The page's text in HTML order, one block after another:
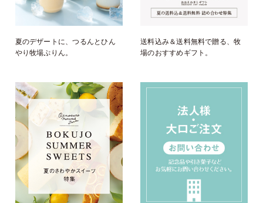
夏のデザートに、つるんとひん
やり牧場ぷりん。
送料込み＆送料無料で贈る、牧
場のおすすめギフト。